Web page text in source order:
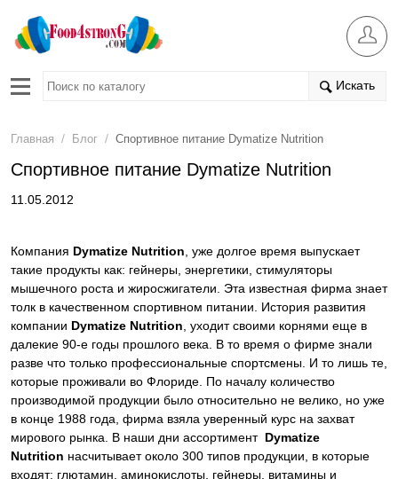
Искать
Главная / Блог / Спортивное питание Dymatize Nutrition
Спортивное питание Dymatize Nutrition
11.05.2012
Компания Dymatize Nutrition , уже долгое время выпускает
такие продукты как: гейнеры, энергетики, стимуляторы
мышечного роста и жиросжигатели. Эта известная фирма знает
толк в качественном спортивном питании. История развития
компании Dymatize Nutrition , уходит своими корнями еще в
далекие 90-е годы прошлого века. В то время о фирме знали
разве что только профессиональные спортсмены. И то лишь те,
которые проживали во Флориде. По началу количество
производимой продукции было относительно не велико, но уже
в конце 1988 года, фирма взяла уверенный курс на захват
мирового рынка. В наши дни ассортимент Dymatize
Nutrition насчитывает около 300 типов продукции, в которые
входят: глютамин, аминокислоты, гейнеры, витамины и